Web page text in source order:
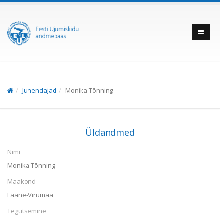
Juhendajad Monika Tõnning
Üldandmed
Nimi
Monika Tõnning
Maakond
Lääne-Virumaa
Tegutsemine